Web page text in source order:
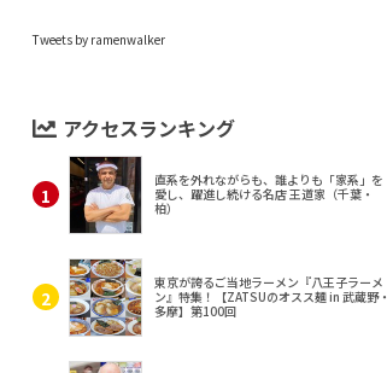
Tweets by ramenwalker
アクセスランキング
直系を外れながらも、誰よりも「家系」を
愛し、躍進し続ける名店 王道家（千葉・
柏）
東京が誇るご当地ラーメン『八王子ラーメ
ン』特集！【ZATSUのオスス麺 in 武蔵野・
多摩】第100回